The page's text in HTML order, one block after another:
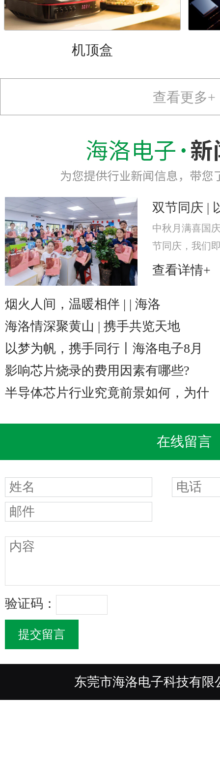
机顶盒
查看更多+
中秋月满喜国
节同庆，我们
至2025年10月
美心月饼礼
查看详情+
烟火人间，温暖相伴 | | 海洛
海洛情深聚黄山 | 携手共览天地
以梦为帆，携手同行丨海洛电子8月
影响芯片烧录的费用因素有哪些?
半导体芯片行业究竟前景如何，为什
在线留言
验证码：
东莞市海洛电子科技有限